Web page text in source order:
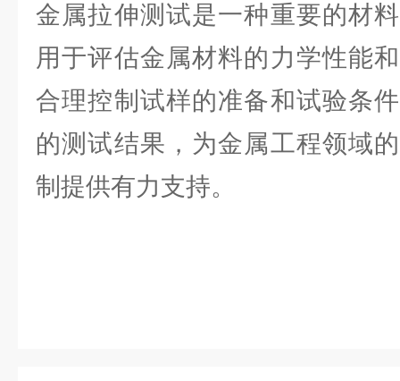
金属拉伸测试是一种重要的材
用于评估金属材料的力学性能
合理控制试样的准备和试验条
的测试结果，为金属工程领域
制提供有力支持。